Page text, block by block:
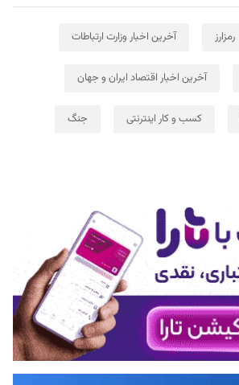
رمزارز آخرین اخبار وزارت ارتباطات
آخرین اخبار اقتصاد ایران و جهان
کسب و کار اینترنتی جنگ